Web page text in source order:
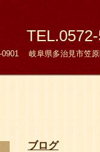
0901 岐阜県多治見市笠原
ブログ